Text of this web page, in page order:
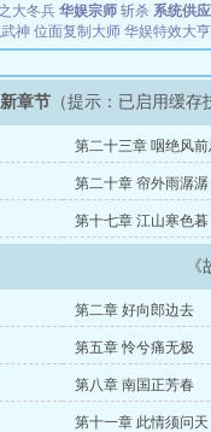
大冬兵 华娱宗师 斩杀 系统供
神 位面复制大师 华娱特效大亨
章节 （提示：已启用缓
第二十三章 咽绝风前
第二十章 帘外雨潺潺
第十七章 江山寒色暮
第二章 好向郎边去
第五章 怜兮痛无极
第八章 南国正芳春
第十一章 此情须问天